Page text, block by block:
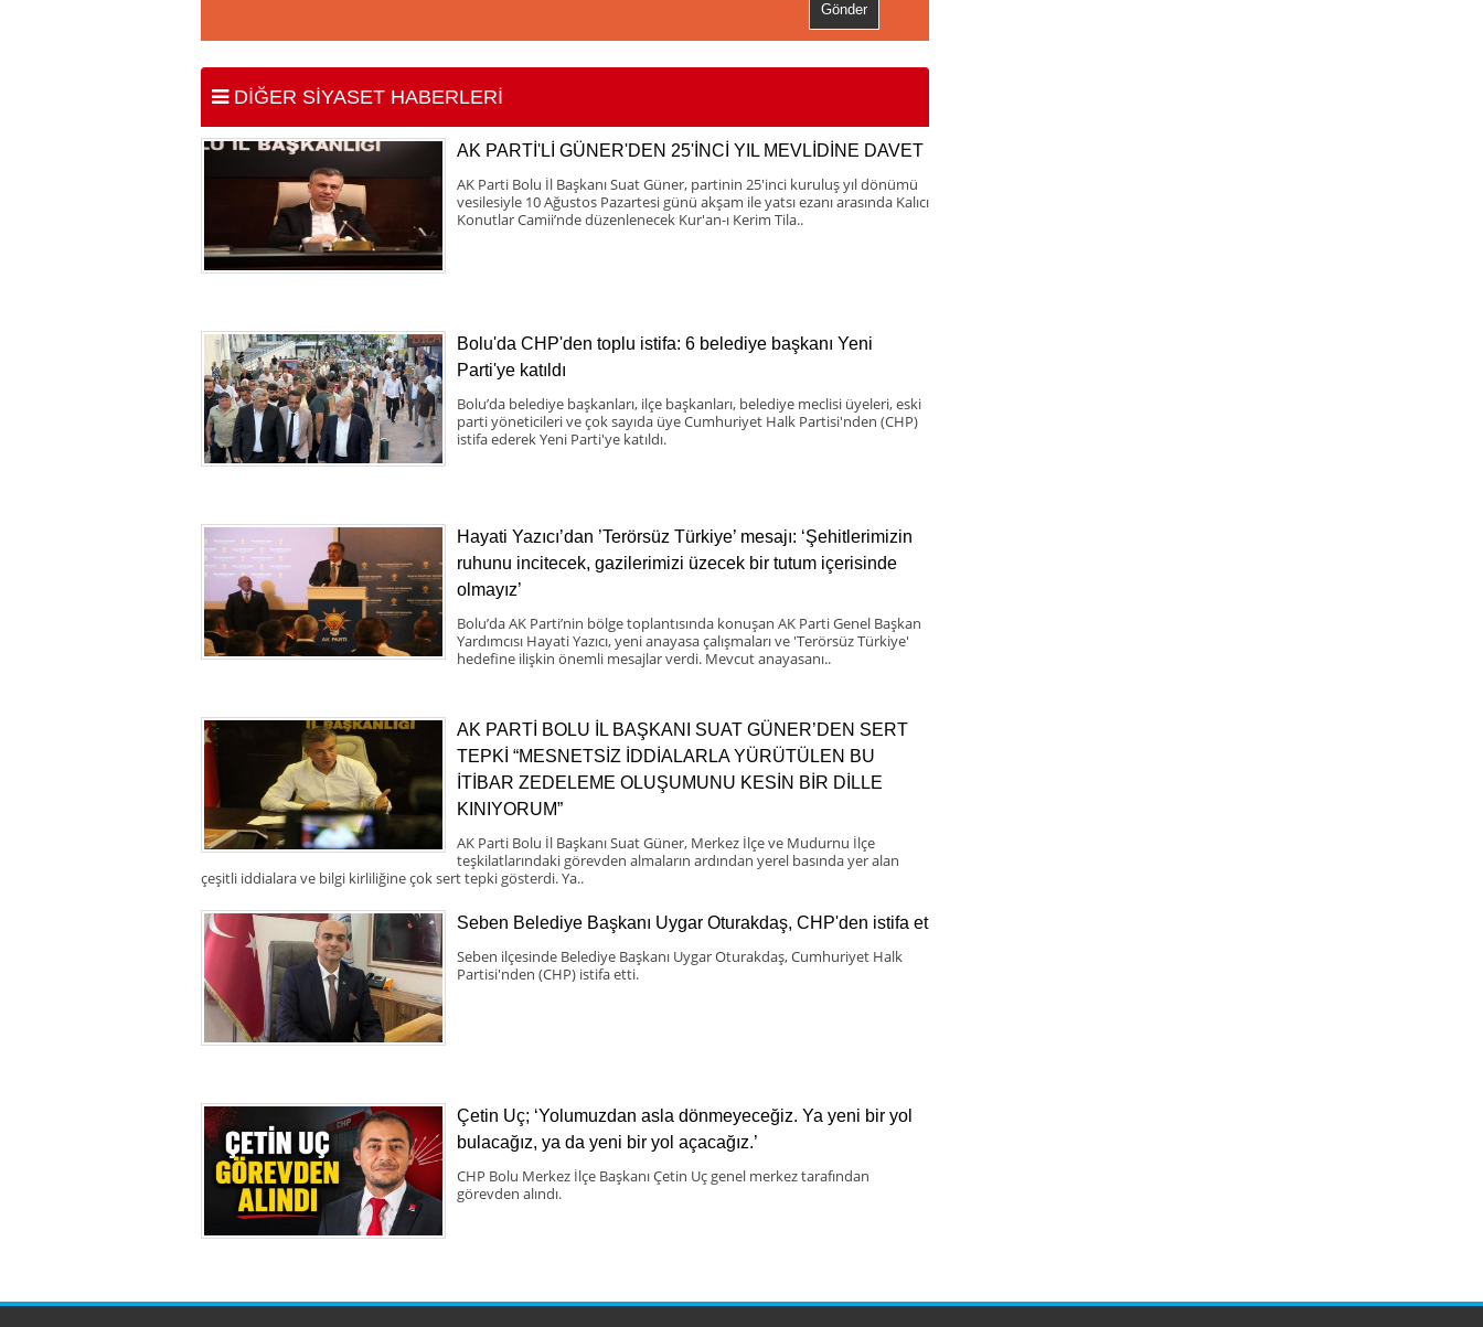
DİĞER SİYASET HABERLERİ
AK PARTİ'Lİ GÜNER'DEN 25'İNCİ YIL MEVLİDİNE DAVET
AK Parti Bolu İl Başkanı Suat Güner, partinin 25'inci kuruluş yıl dönümü
vesilesiyle 10 Ağustos Pazartesi günü akşam ile yatsı ezanı arasında Kalıcı
Konutlar Camii’nde düzenlenecek Kur'an-ı Kerim Tila..
Bolu'da CHP'den toplu istifa: 6 belediye başkanı Yeni
Parti'ye katıldı
Bolu’da belediye başkanları, ilçe başkanları, belediye meclisi üyeleri, eski
parti yöneticileri ve çok sayıda üye Cumhuriyet Halk Partisi'nden (CHP)
istifa ederek Yeni Parti'ye katıldı.
Hayati Yazıcı’dan ’Terörsüz Türkiye’ mesajı: ‘Şehitlerimizin
ruhunu incitecek, gazilerimizi üzecek bir tutum içerisinde
olmayız’
Bolu’da AK Parti’nin bölge toplantısında konuşan AK Parti Genel Başkan
Yardımcısı Hayati Yazıcı, yeni anayasa çalışmaları ve 'Terörsüz Türkiye'
hedefine ilişkin önemli mesajlar verdi. Mevcut anayasanı..
AK PARTİ BOLU İL BAŞKANI SUAT GÜNER’DEN SERT
TEPKİ “MESNETSİZ İDDİALARLA YÜRÜTÜLEN BU
İTİBAR ZEDELEME OLUŞUMUNU KESİN BİR DİLLE
KINIYORUM”
AK Parti Bolu İl Başkanı Suat Güner, Merkez İlçe ve Mudurnu İlçe
teşkilatlarındaki görevden almaların ardından yerel basında yer alan
çeşitli iddialara ve bilgi kirliliğine çok sert tepki gösterdi. Ya..
Seben Belediye Başkanı Uygar Oturakdaş, CHP'den istifa et
Seben ilçesinde Belediye Başkanı Uygar Oturakdaş, Cumhuriyet Halk
Partisi'nden (CHP) istifa etti.
Çetin Uç; ‘Yolumuzdan asla dönmeyeceğiz. Ya yeni bir yol
bulacağız, ya da yeni bir yol açacağız.’
CHP Bolu Merkez İlçe Başkanı Çetin Uç genel merkez tarafından
görevden alındı.